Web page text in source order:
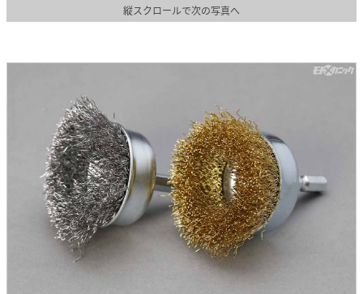
縦スクロールで次の写真へ